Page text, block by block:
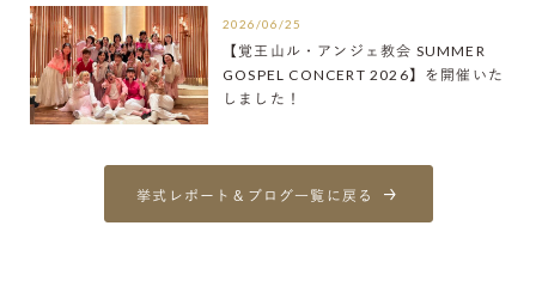
2026/06/25
【覚王山ル・アンジェ教会 SUMMER
GOSPEL CONCERT 2026】を開催いた
しました！
挙式レポート＆ブログ一覧に戻る